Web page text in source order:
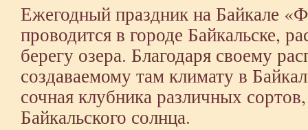
Ежегодный праздник на Байкале
проводится в городе Байкальске,
берегу озера. Благодаря своему
создаваемому там климату в
сочная клубника различных
Байкальского солнца.